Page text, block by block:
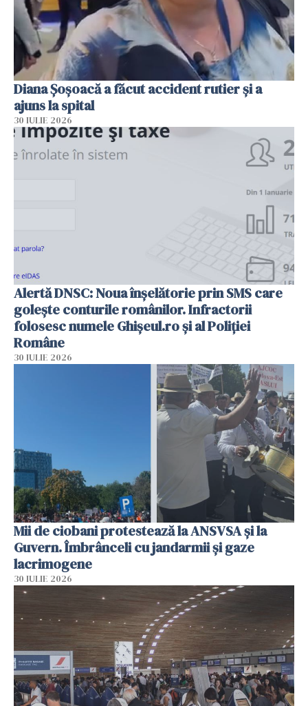
Diana Șoșoacă a făcut accident rutier și a
ajuns la spital
30 IULIE 2026
Alertă DNSC: Noua înșelătorie prin SMS care
golește conturile românilor. Infractorii
folosesc numele Ghișeul.ro și al Poliției
Române
30 IULIE 2026
Mii de ciobani protestează la ANSVSA și la
Guvern. Îmbrânceli cu jandarmii și gaze
lacrimogene
30 IULIE 2026